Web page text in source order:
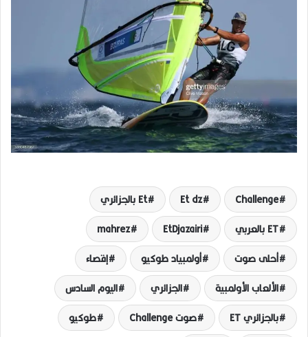
Challenge
Et dz
Et بالجزائري
ET بالعربي
EtDjazairi
mahrez
أحلى صوت
أولمبياد طوكيو
إقصاء
الألعاب الأولمبية
الجزائري
اليوم السادس
بالجزائري ET
صوت Challenge
طوكيو